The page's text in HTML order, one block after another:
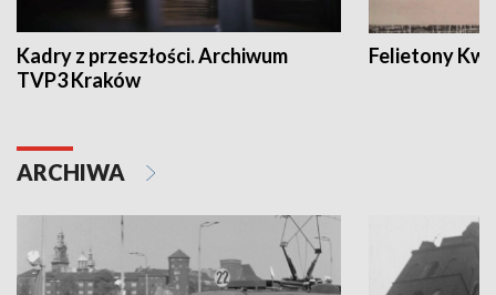
Kadry z przeszłości. Archiwum
TVP3 Kraków
Felietony
ARCHIWA